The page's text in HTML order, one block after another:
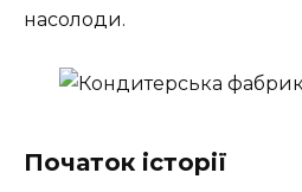
насолоди.
Початок історії